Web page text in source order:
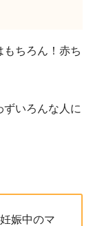
ちろん！赤ち
いろんな人に
娠中のマ